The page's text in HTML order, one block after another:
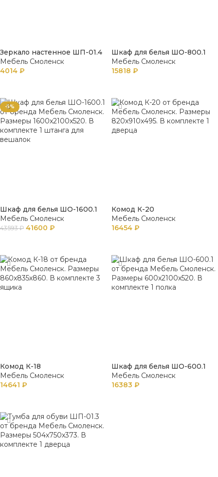
Зеркало настенное ШП-01.4
Мебель Смоленск
4014 ₽
Шкаф для белья ШО-800.1
Мебель Смоленск
15818 ₽
-5%
Шкаф для белья ШО-1600.1
Мебель Смоленск
43593₽ 41600 ₽
Комод К-20
Мебель Смоленск
16454 ₽
Комод К-18
Мебель Смоленск
14641 ₽
Шкаф для белья ШО-600.1
Мебель Смоленск
16383 ₽